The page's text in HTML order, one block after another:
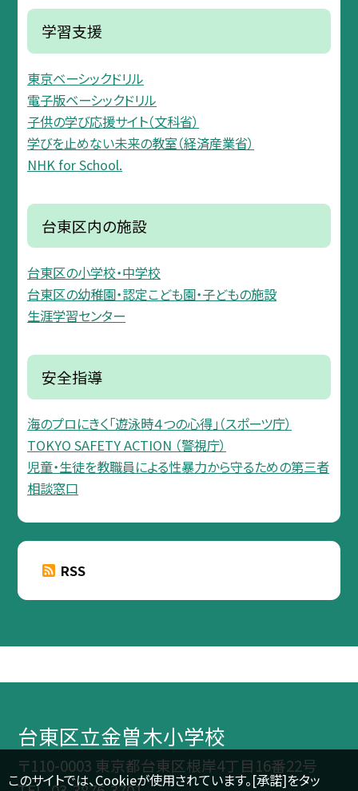
学習支援
東京ベーシックドリル
電子版ベーシックドリル
子供の学び応援サイト（文科省）
学びを止めない未来の教室（経済産業省）
NHK for School.
台東区内の施設
台東区の小学校・中学校
台東区の幼稚園・認定こども園・子どもの施設
生涯学習センター
安全指導
海のプロにきく「遊泳時４つの心得」（スポーツ庁）
TOKYO SAFETY ACTION （警視庁）
児童・生徒を教職員による性暴力から守るための第三者
相談窓口
RSS
台東区立金曽木小学校
〒110-0003 東京都台東区根岸4丁目16番22号
このサイトでは、Cookieが使用されています。[承諾]をタッ